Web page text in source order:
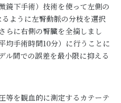
鏡下手術）技術を使って左側の
ように左腎動脈の分枝を選択
らに右側の腎臓を全摘しまし
均手術時間10分）に行うことに
ル間での誤差を最小限に抑える
等を観血的に測定するカテーテ